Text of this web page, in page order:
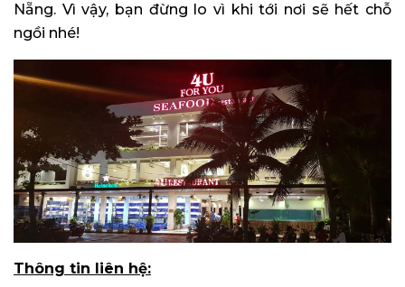
Nẵng. Vì vậy, bạn đừng lo vì khi tới nơi sẽ hết chỗ
ngồi nhé!
Thông tin liên hệ: